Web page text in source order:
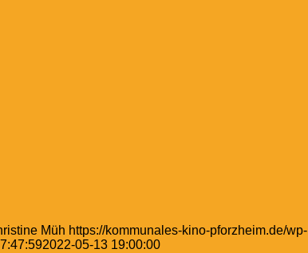
Müh https://kommunales-kino-pforzheim.de/wp-
2022-05-13 19:00:00